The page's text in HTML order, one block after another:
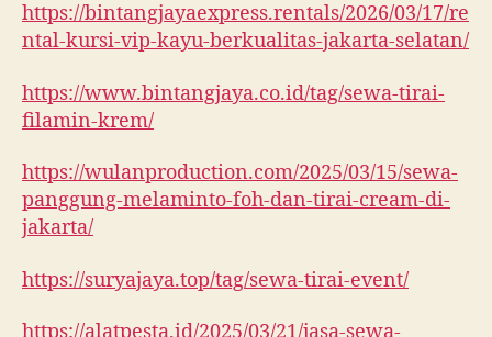
https://bintangjayaexpress.rentals/2026/03/17/re
ntal-kursi-vip-kayu-berkualitas-jakarta-selatan/
https://www.bintangjaya.co.id/tag/sewa-tirai-
filamin-krem/
https://wulanproduction.com/2025/03/15/sewa-
panggung-melaminto-foh-dan-tirai-cream-di-
jakarta/
https://suryajaya.top/tag/sewa-tirai-event/